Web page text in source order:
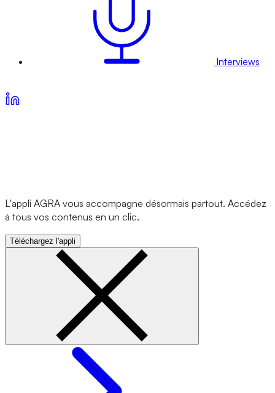
Interviews
L'appli AGRA vous accompagne désormais partout. Accédez
à tous vos contenus en un clic.
Téléchargez l'appli